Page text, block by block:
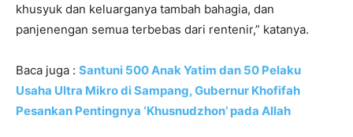
khusyuk dan keluarganya tambah bahagia, dan
panjenengan semua terbebas dari rentenir,” katanya.
Baca juga : Santuni 500 Anak Yatim dan 50 Pelaku
Usaha Ultra Mikro di Sampang, Gubernur Khofifah
Pesankan Pentingnya ‘Khusnudzhon’ pada Allah